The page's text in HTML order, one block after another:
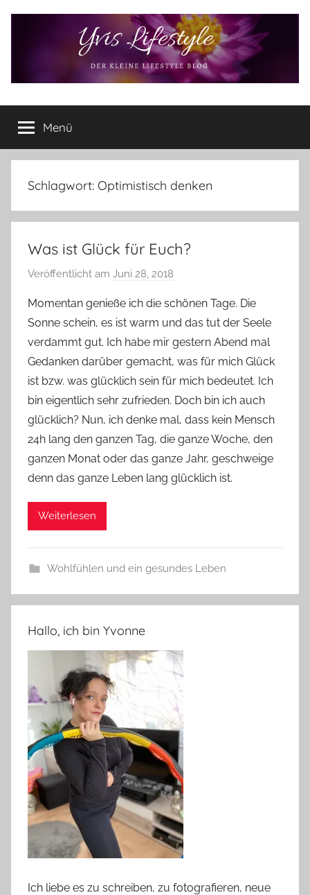
Yvis
Lifestyle
Lifestyle
Blog
–
Lifestyle,
Produkttests
vieles
Menü
Schlagwort: Optimistisch denken
Was ist Glück für Euch?
Veröffentlicht am Juni 28, 2018
n
Y
v
o
n
n
e
Momentan genieße ich die schönen Tage. Die
Sonne schein, es ist warm und das tut der Seele
verdammt gut. Ich habe mir gestern Abend mal
Gedanken darüber gemacht, was für mich Glück
ist bzw. was glücklich sein für mich bedeutet. Ich
bin eigentlich sehr zufrieden. Doch bin ich auch
glücklich? Nun, ich denke mal, dass kein Mensch
24h lang den ganzen Tag, die ganze Woche, den
ganzen Monat oder das ganze Jahr, geschweige
denn das ganze Leben lang glücklich ist.
Weiterlesen
Wohlfühlen und ein gesundes Leben
Hallo, ich bin Yvonne
Ich liebe es zu schreiben, zu fotografieren, neue